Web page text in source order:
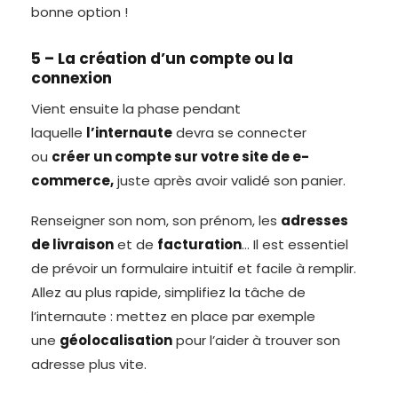
bonne option !
5 – La création d’un compte ou la
connexion
Vient ensuite la phase pendant
laquelle l’internautedevra se connecter
ou créer un compte sur votre site de e-
commerce,juste après avoir validé son panier.
Renseigner son nom, son prénom, les adresses
de livraisonet de facturation… Il est essentiel
de prévoir un formulaire intuitif et facile à remplir.
Allez au plus rapide, simplifiez la tâche de
l’internaute : mettez en place par exemple
une géolocalisationpour l’aider à trouver son
adresse plus vite.